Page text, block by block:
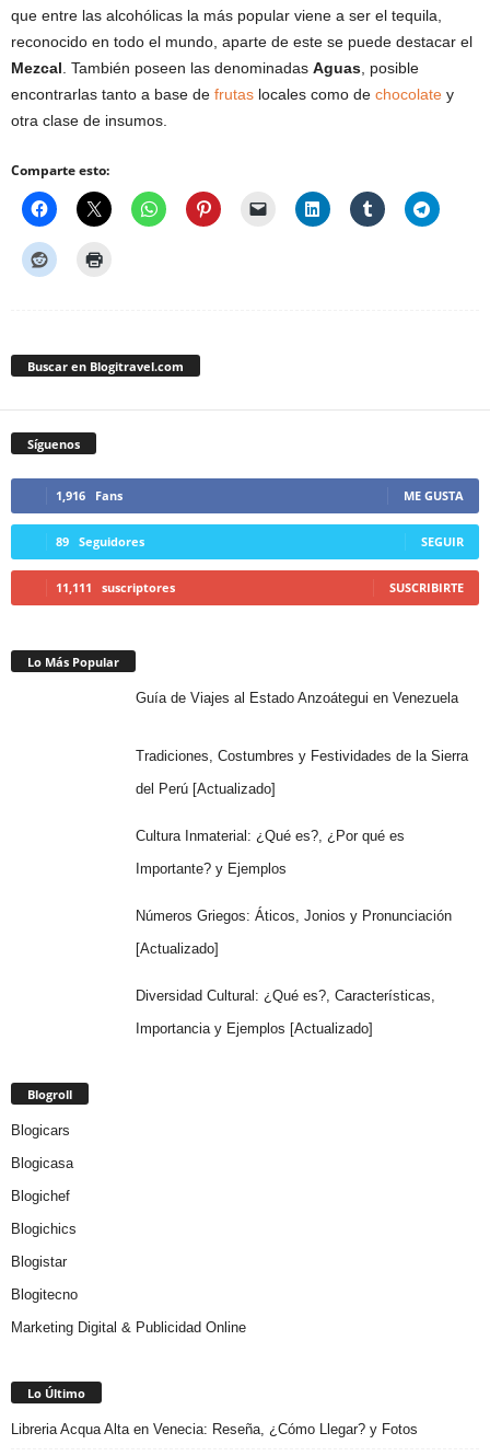
que entre las alcohólicas la más popular viene a ser el tequila,
reconocido en todo el mundo, aparte de este se puede destacar el
Mezcal . También poseen las denominadas Aguas , posible
encontrarlas tanto a base de frutas locales como de chocolate y
otra clase de insumos.
Comparte esto:
Buscar en Blogitravel.com
Síguenos
1,916 Fans ME GUSTA
89 Seguidores SEGUIR
11,111 suscriptores SUSCRIBIRTE
Lo Más Popular
Guía de Viajes al Estado Anzoátegui en Venezuela
Tradiciones, Costumbres y Festividades de la Sierra
del Perú [Actualizado]
Cultura Inmaterial: ¿Qué es?, ¿Por qué es
Importante? y Ejemplos
Números Griegos: Áticos, Jonios y Pronunciación
[Actualizado]
Diversidad Cultural: ¿Qué es?, Características,
Importancia y Ejemplos [Actualizado]
Blogroll
Blogicars
Blogicasa
Blogichef
Blogichics
Blogistar
Blogitecno
Marketing Digital & Publicidad Online
Lo Último
Libreria Acqua Alta en Venecia: Reseña, ¿Cómo Llegar? y Fotos